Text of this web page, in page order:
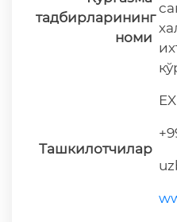
тадбирларининг
номи
Ташкилотчилар